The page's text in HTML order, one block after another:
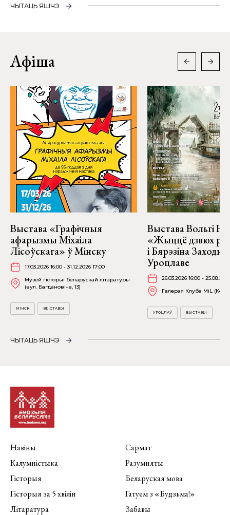
ЧЫТАЦЬ ЯШЧЭ
Афіша
Выстава «Графічныя
афарызмы Міхаіла
Лісоўскага» ў Мінску
17.03.2026 16:00 - 31.12.2026 17:00
Музей гісторыі беларускай літаратуры
(вул. Багдановіча, 13)
МІНСК ВЫСТАВЫ
Выстава Вольгі
«Жыццё дзвюх
і Бярэзіна
Уроцлаве
26.03.2026 16:00 -
Галерэя Клуба MiL
УРОЦЛАЎ ВЫСТАВЫ
ЧЫТАЦЬ ЯШЧЭ
Навіны
Калумністыка
Гісторыя
Гісторыя за 5 хвілін
Літаратура
Сармат
Разумняты
Беларуская мова
Гатуем з «Будзьма!»
Забавы